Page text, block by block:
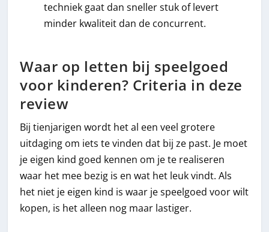
techniek gaat dan sneller stuk of levert
minder kwaliteit dan de concurrent.
Waar op letten bij speelgoed
voor kinderen? Criteria in deze
review
Bij tienjarigen wordt het al een veel grotere
uitdaging om iets te vinden dat bij ze past. Je moet
je eigen kind goed kennen om je te realiseren
waar het mee bezig is en wat het leuk vindt. Als
het niet je eigen kind is waar je speelgoed voor wilt
kopen, is het alleen nog maar lastiger.